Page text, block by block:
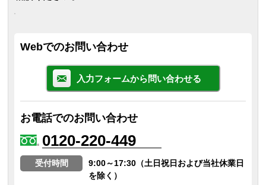
Webでのお問い合わせ
入力フォームから問い合わせる
お電話でのお問い合わせ
0120-220-449
受付時間
9:00～17:30（土日祝日および当社休業日
を除く）